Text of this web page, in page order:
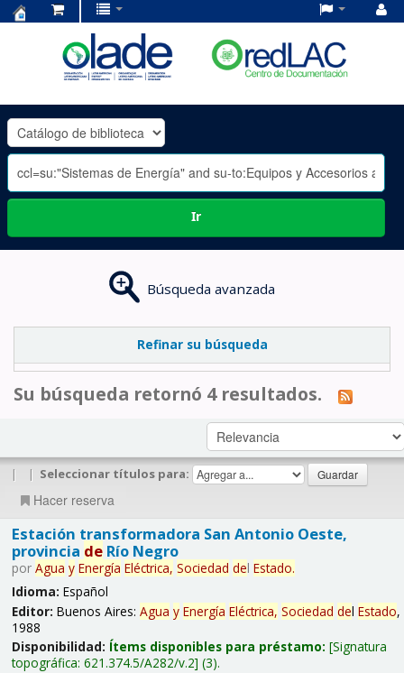
OLADE
-
Ir
Búsqueda avanzada
Refinar su búsqueda
Su búsqueda retornó 4 resultados.
| | Seleccionar títulos para:
Hacer reserva
Estación transformadora San Antonio Oeste,
provincia deRío Negro
por Agua y Energía Eléctrica, Sociedad del Estado.
Idioma: Español
Editor: Buenos Aires: Agua y Energía Eléctrica, Sociedad del Estado,
1988
Disponibilidad: Ítems disponibles para préstamo: Signatura
topográfica: 621.374.5/A282/v.2 (3).